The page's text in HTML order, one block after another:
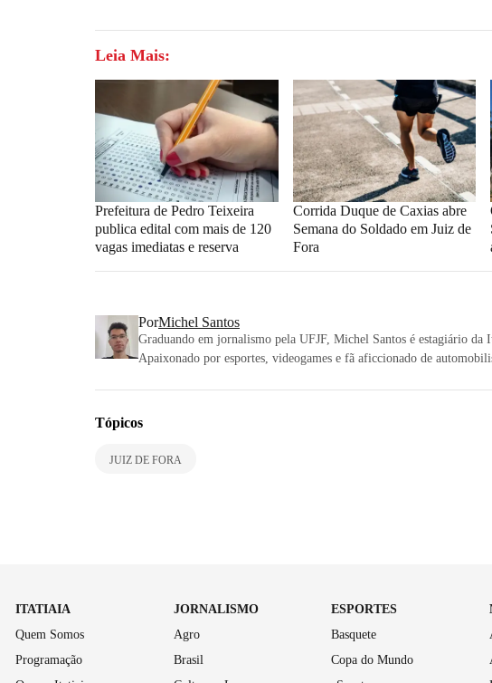
Leia Mais:
Prefeitura de Pedro Teixeira
publica edital com mais de 120
vagas imediatas e reserva
Corrida Duque de Caxias abre
Semana do Soldado em Juiz de
Fora
PorMichel Santos
Graduando em jornalismo pela UFJF, Michel Santos é estagiário da
Apaixonado por esportes, videogames e fã aficcionado de
Tópicos
JUIZ DE FORA
ITATIAIA
Quem Somos
Programação
JORNALISMO
Agro
Brasil
ESPORTES
Basquete
Copa do Mundo